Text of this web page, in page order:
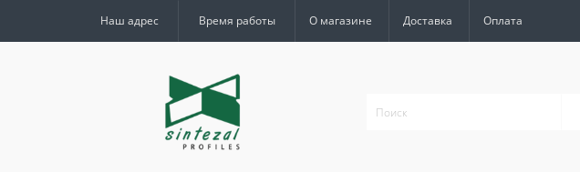
Наш адрес Время работы О магазине Доставка Оплата